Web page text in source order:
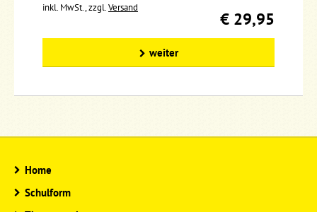
inkl. MwSt., zzgl.Versand
€ 29,95
weiter
Home
Schulform